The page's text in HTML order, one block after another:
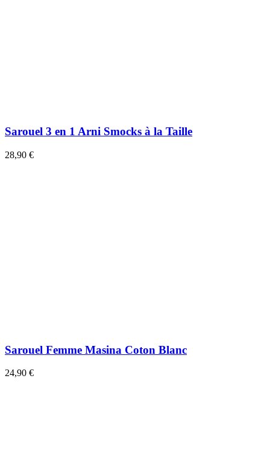
Sarouel 3 en 1 Arni Smocks à la Taille
28,90 €
Sarouel Femme Masina Coton Blanc
24,90 €